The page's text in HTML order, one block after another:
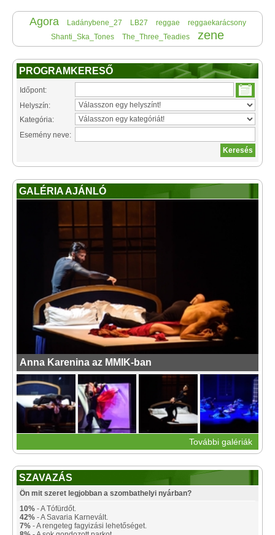
Agora Ladánybene_27 LB27 reggae
reggaekarácsony
Shanti_Ska_Tones
The_Three_Teadies zene
PROGRAMKERESŐ
Időpont:
Helyszín:
Kategória:
Esemény neve:
GALÉRIA AJÁNLÓ
Anna Karenina az MMIK-ban
További galériák
SZAVAZÁS
Ön mit szeret legjobban a szombathelyi nyárban?
10% - A Tófürdőt.
42% - A Savaria Karnevált.
7% - A rengeteg fagyizási lehetőséget.